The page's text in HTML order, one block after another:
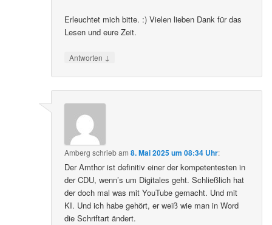
Erleuchtet mich bitte. :) Vielen lieben Dank für das
Lesen und eure Zeit.
Antworten ↓
Amberg schriebam8. Mai 2025 um 08:34 Uhr:
Der Amthor ist definitiv einer der kompetentesten in
der CDU, wenn’s um Digitales geht. Schließlich hat
der doch mal was mit YouTube gemacht. Und mit
KI. Und ich habe gehört, er weiß wie man in Word
die Schriftart ändert.